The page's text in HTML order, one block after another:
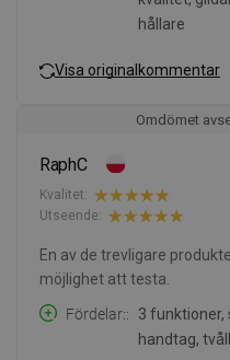
hållare
Visa originalkommentar
Omdömet
RaphC
Kvalitet:
Utseende:
En av de trevligare
möjlighet att testa.
Fördelar:
3 funktioner,
handtag,